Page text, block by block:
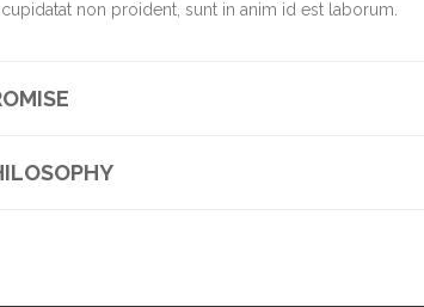
non proident, sunt in anim id est laborum.